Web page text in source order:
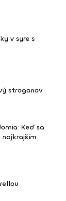
v syre s
stroganov
Keď sa